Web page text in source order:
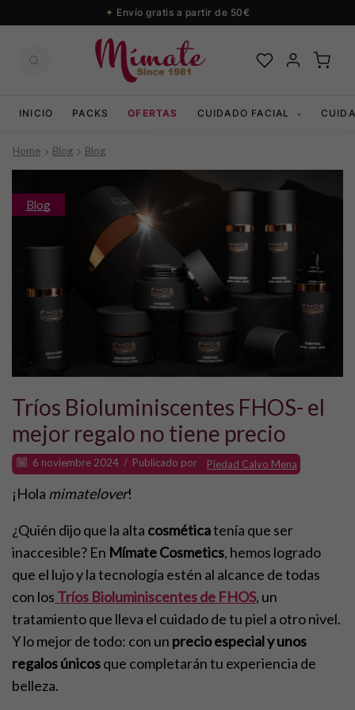
Envío gratis a partir de 50€
INICIO PACKS OFERTAS CUIDADO FACIAL ▾
Home Blog Blog
Blog
Tríos Bioluminiscentes FHOS- el
mejor regalo no tiene precio
6 noviembre 2024 / Publicado por Piedad Calvo Mena
¡Hola mimatelover!
¿Quién dijo que la alta cosméticatenía que ser
inaccesible? En Mímate Cosmetics, hemos logrado
que el lujo y la tecnología estén al alcance de todas
con los Tríos Bioluminiscentes de FHOS, un
tratamiento que lleva el cuidado de tu piel a otro nivel.
Y lo mejor de todo: con un precio especial y unos
regalos únicosque completarán tu experiencia de
belleza.